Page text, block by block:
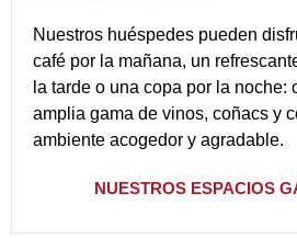
Nuestros huéspedes pueden
café por la mañana, un
la tarde o una copa por la noche:
amplia gama de vinos, coñacs y
ambiente acogedor y agradable.
NUESTROS ESPACIOS